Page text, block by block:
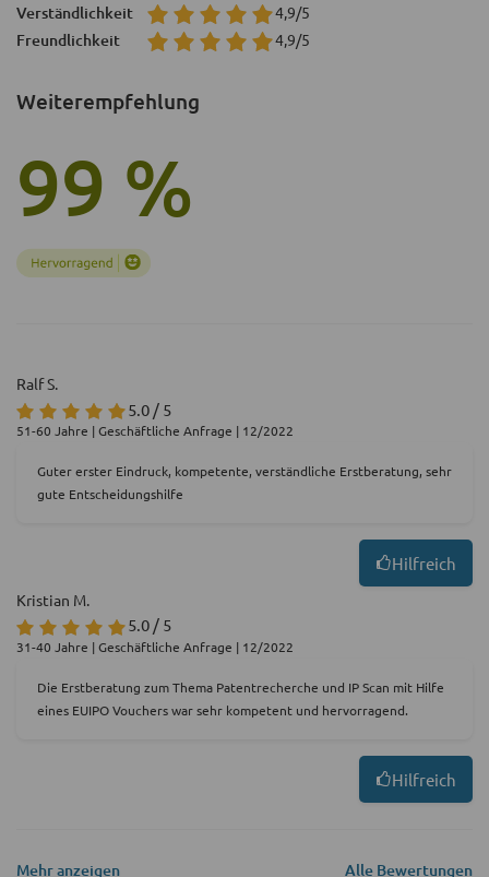
Weiterempfehlung
99 %
Verständlichkeit 4,9/5
Freundlichkeit 4,9/5
Ralf S.
5.0 / 5
51-60 Jahre | Geschäftliche Anfrage | 12/2022
Guter erster Eindruck, kompetente, verständliche Erstberatung, sehr
gute Entscheidungshilfe
Hilfreich
Kristian M.
5.0 / 5
31-40 Jahre | Geschäftliche Anfrage | 12/2022
Die Erstberatung zum Thema Patentrecherche und IP Scan mit Hilfe
eines EUIPO Vouchers war sehr kompetent und hervorragend.
Hilfreich
Mehr anzeigen Alle Bewertungen